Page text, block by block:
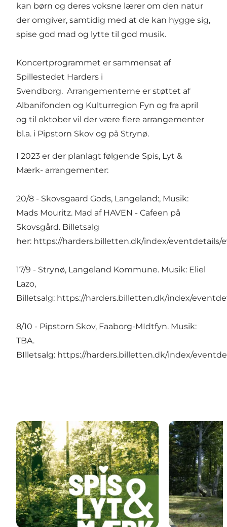
kan børn og deres voksne lærer om den natur
der omgiver, samtidig med at de kan hygge sig,
spise god mad og lytte til god musik.
Koncertprogrammet er sammensat af
Spillestedet Harders i
Svendborg. Arrangementerne er støttet af
Albanifonden og Kulturregion Fyn og fra april
og til oktober vil der være flere arrangementer
bl.a. i Pipstorn Skov og på Strynø.
I 2023 er der planlagt følgende Spis, Lyt &
Mærk- arrangementer:
20/8 - Skovsgaard Gods, Langeland:, Musik:
Mads Mouritz. Mad af HAVEN - Cafeen på
Skovsgård. Billetsalg
her: https://harders.billetten.dk/index/eventdetails/
17/9 - Strynø, Langeland Kommune. Musik: Eliel
Lazo,
Billetsalg: https://harders.billetten.dk/index/
8/10 - Pipstorn Skov, Faaborg-MIdtfyn. Musik:
TBA.
BIlletsalg: https://harders.billetten.dk/index/
Spis, Lyt & Mærk - Strynø 17. sept. 2023Spis, Lyt &